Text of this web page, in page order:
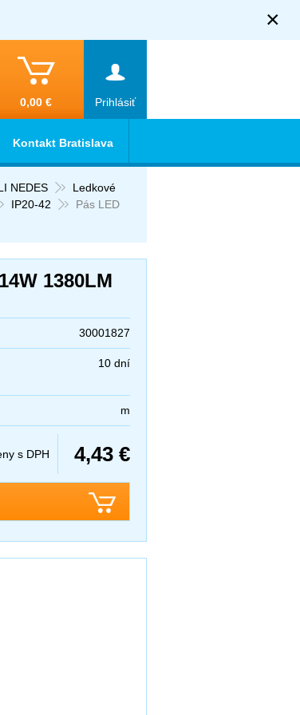
×
Prihlásiť
0,00 €
NEDES
Ledkové
IP20-42
Pás LED
1380LM
30001827
10 dní
m
s DPH 4,43 €
Kontakt Bratislava